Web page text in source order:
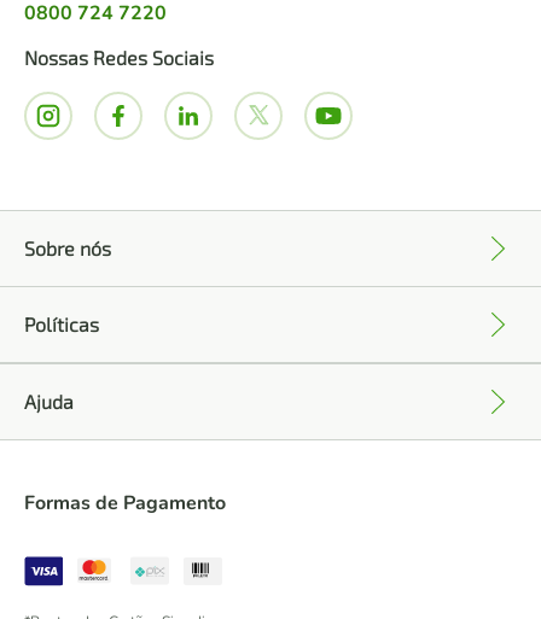
0800 724 7220
Nossas Redes Sociais
Sobre nós
Políticas
Ajuda
Formas de Pagamento